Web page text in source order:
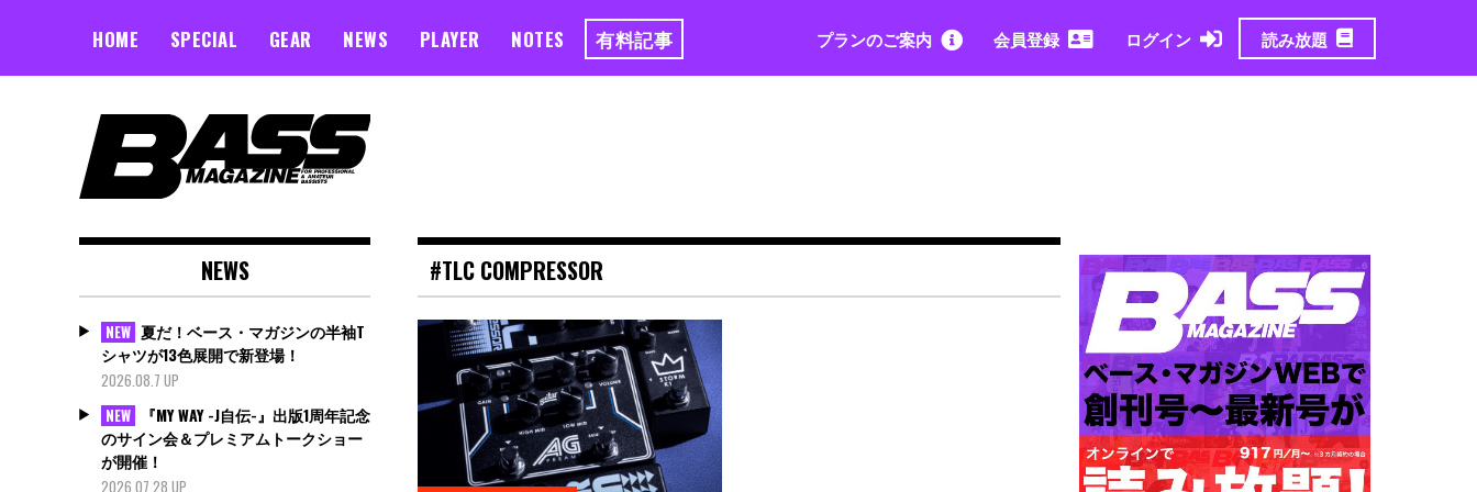
HOME SPECIAL GEAR NEWS PLAYER NOTES 有料記事 プランのご案内 会員登録 ログイン 読み放題
#TLC COMPRESSOR
NEWS
NEW 夏だ！ベース・マガジンの半袖T
シャツが13色展開で新登場！
2026.08.7 UP
NEW
『MY WAY -J自伝-』出版1周年記念
のサイン会＆プレミアムトークショー
が開催！
2026.07.28 UP